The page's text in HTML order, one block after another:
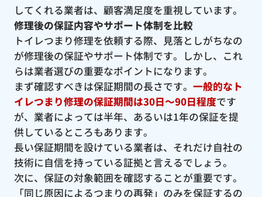
してくれる業者は、顧客満足度を重視しています。
修理後の保証内容やサポート体制を比較
トイレつまり修理を依頼する際、見落としがちなの
が修理後の保証やサポート体制です。しかし、これ
らは業者選びの重要なポイントになります。
まず確認すべきは保証期間の長さです。 一般的なト
イレつまり修理の保証期間は30日〜90日程度です
が、業者によっては半年、あるいは1年の保証を提
供しているところもあります。
長い保証期間を設けている業者は、それだけ自社の
技術に自信を持っている証拠と言えるでしょう。
次に、保証の対象範囲を確認することが重要です。
「同じ原因によるつまりの再発」のみを保証するの